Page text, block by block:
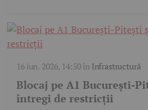
16 iun. 2026, 14:50în Infrastructură
Blocaj pe A1 București-
întregi de restricții